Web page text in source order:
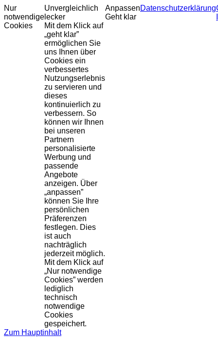
Nur
notwendige
Cookies
Unvergleichlich
lecker
Mit dem Klick auf
„geht klar”
ermöglichen Sie
uns Ihnen über
Cookies ein
verbessertes
Nutzungserlebnis
zu servieren und
dieses
kontinuierlich zu
verbessern. So
können wir Ihnen
bei unseren
Partnern
personalisierte
Werbung und
passende
Angebote
anzeigen. Über
„anpassen”
können Sie Ihre
persönlichen
Präferenzen
festlegen. Dies
ist auch
nachträglich
jederzeit möglich.
Mit dem Klick auf
„Nur notwendige
Cookies” werden
lediglich
technisch
notwendige
Cookies
gespeichert.
Anpassen
Geht klar
Datenschutzerklärung
Zum Hauptinhalt